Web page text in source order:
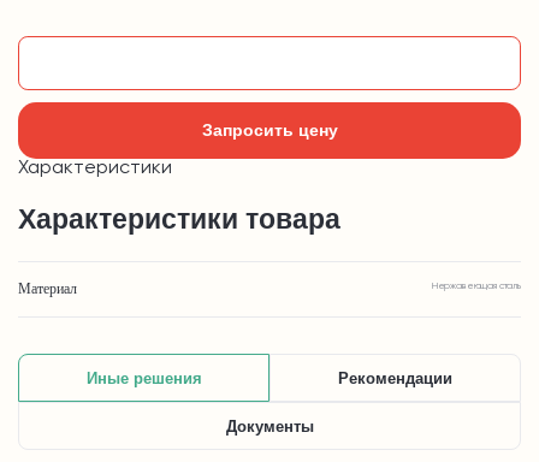
Запросить цену
Характеристики
Характеристики товара
Материал Нержавеющая сталь
Иные решения Рекомендации
Документы